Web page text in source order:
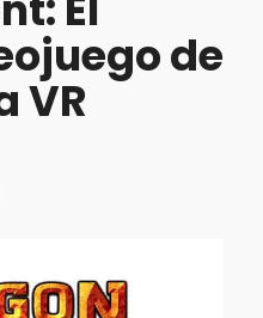
de
VR